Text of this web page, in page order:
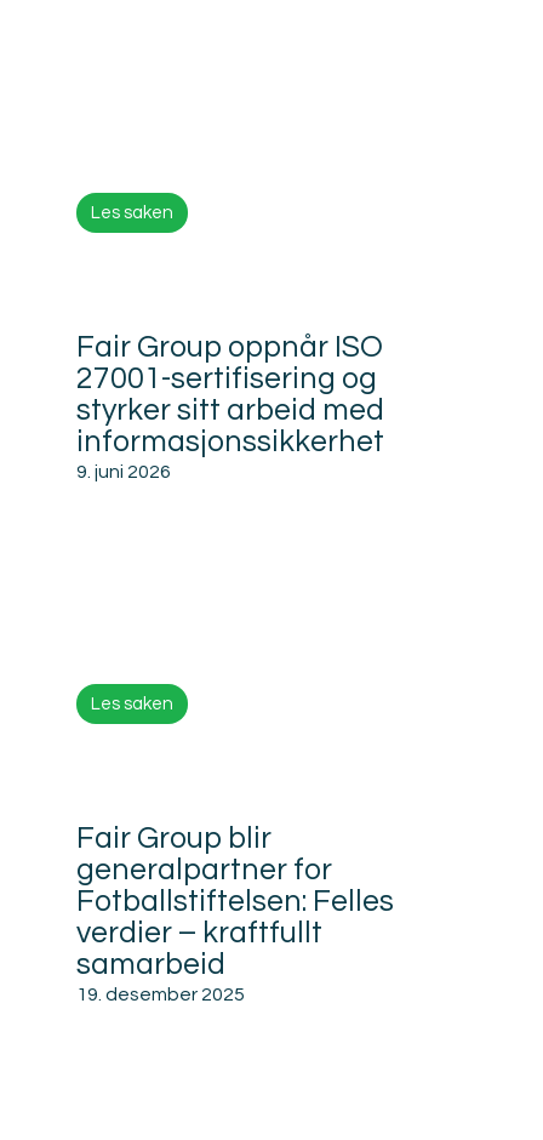
Les saken
Fair Group oppnår ISO
27001-sertifisering og
styrker sitt arbeid med
informasjonssikkerhet
9. juni 2026
Les saken
Fair Group blir
generalpartner for
Fotballstiftelsen: Felles
verdier – kraftfullt
samarbeid
19. desember 2025